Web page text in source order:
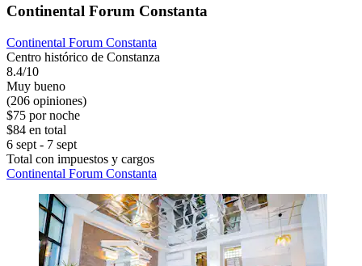
Continental Forum Constanta
Continental Forum Constanta
Centro histórico de Constanza
8.4/10
Muy bueno
(206 opiniones)
$75 por noche
$84 en total
6 sept - 7 sept
Total con impuestos y cargos
Continental Forum Constanta